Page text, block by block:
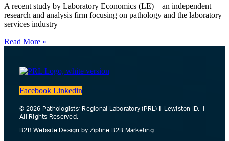
A recent study by Laboratory Economics (LE) – an independent
research and analysis firm focusing on pathology and the laboratory
services industry
Read More »
Facebook Linkedin
© 2026 Pathologists’ Regional Laboratory (PRL)
Lewiston ID. |
All Rights Reserved.
B2B Website Design by Zipline B2B Marketing